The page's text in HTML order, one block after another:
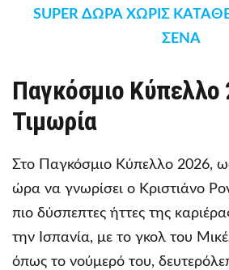
SUPER ΔΩΡΑ ΧΩΡΙΣ
ΣΕΝΑ
Παγκόσμιο Κύπελλο
Τιμωρία
Στο Παγκόσμιο Κύπελλο 2026,
ώρα να γνωρίσει ο Κριστιάνο
πιο δύσπεπτες ήττες της
την Ισπανία, με το γκολ του
όπως το νούμερό του,